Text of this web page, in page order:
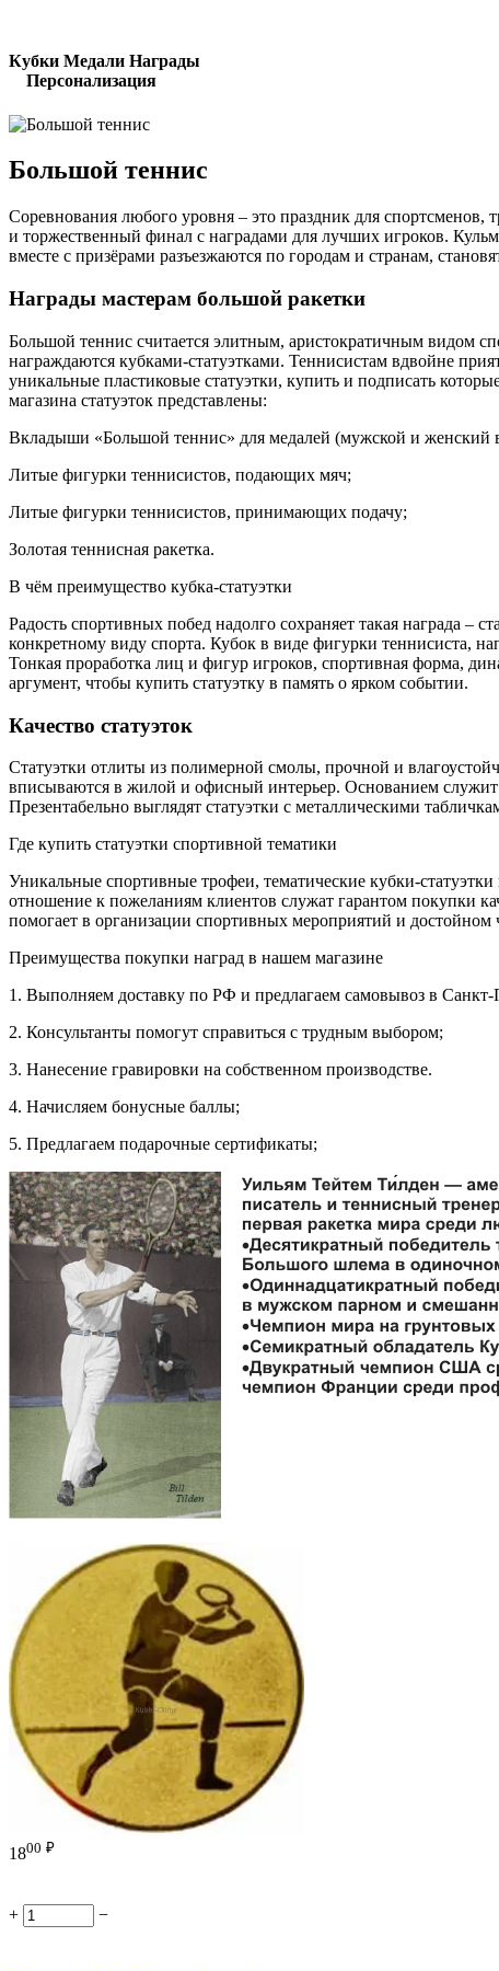
Кубки Медали Награды
Персонализация
Большой теннис
Соревнования любого уровня – это праздник для
и торжественный финал с наградами для лучших игроков.
вместе с призёрами разъезжаются по городам и странам,
Награды мастерам большой ракетки
Большой теннис считается элитным, аристократичным видом
награждаются кубками-статуэтками. Теннисистам вдвойне
уникальные пластиковые статуэтки, купить и подписать
магазина статуэток представлены:
Вкладыши «Большой теннис» для медалей (мужской и женский
Литые фигурки теннисистов, подающих мяч;
Литые фигурки теннисистов, принимающих подачу;
Золотая теннисная ракетка.
В чём преимущество кубка-статуэтки
Радость спортивных побед надолго сохраняет такая награда
конкретному виду спорта. Кубок в виде фигурки теннисиста,
Тонкая проработка лиц и фигур игроков, спортивная форма,
аргумент, чтобы купить статуэтку в память о ярком событии.
Качество статуэток
Статуэтки отлиты из полимерной смолы, прочной и
вписываются в жилой и офисный интерьер. Основанием служит
Презентабельно выглядят статуэтки с металлическими
Где купить статуэтки спортивной тематики
Уникальные спортивные трофеи, тематические кубки-
отношение к пожеланиям клиентов служат гарантом покупки
помогает в организации спортивных мероприятий и достойном
Преимущества покупки наград в нашем магазине
1. Выполняем доставку по РФ и предлагаем самовывоз в Санкт-
2. Консультанты помогут справиться с трудным выбором;
3. Нанесение гравировки на собственном производстве.
4. Начисляем бонусные баллы;
5. Предлагаем подарочные сертификаты;
1800 ₽
+ −